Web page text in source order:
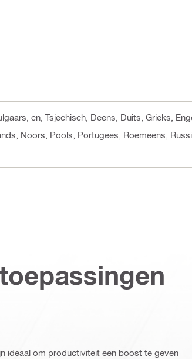
cn, Tsjechisch, Deens, Duits, Grieks,
Noors, Pools, Portugees, Roemeens,
ideaal om productiviteit een boost te geven